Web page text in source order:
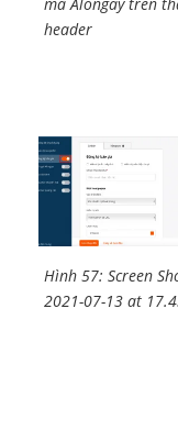
header
Hình 57: Screen
2021-07-13 at